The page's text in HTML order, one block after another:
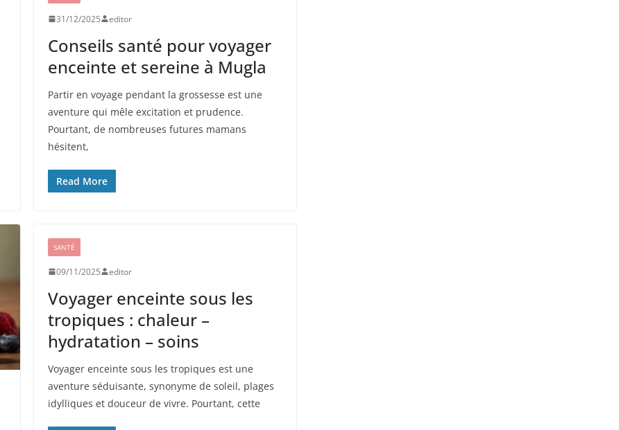
31/12/2025 editor
Conseils santé pour voyager
enceinte et sereine à Mugla
Partir en voyage pendant la grossesse est une
aventure qui mêle excitation et prudence.
Pourtant, de nombreuses futures mamans
hésitent,
Read More
SANTÉ
09/11/2025 editor
Voyager enceinte sous les
tropiques : chaleur –
hydratation – soins
Voyager enceinte sous les tropiques est une
aventure séduisante, synonyme de soleil, plages
idylliques et douceur de vivre. Pourtant, cette